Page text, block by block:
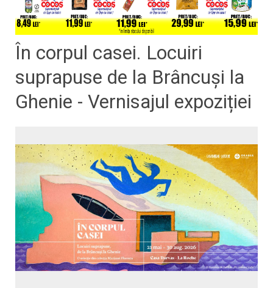
În corpul casei. Locuiri
suprapuse de la Brâncuși la
Ghenie - Vernisajul expoziției